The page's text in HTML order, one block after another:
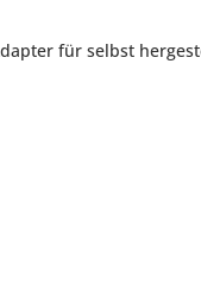
für selbst